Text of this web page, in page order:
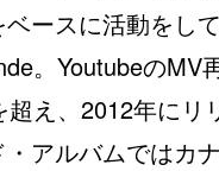
ースに活動をし
。YoutubeのMV
超え、2012年にリ
アルバムではカ